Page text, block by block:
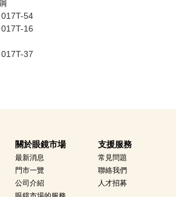
54
16
37
關於眼鏡市場
最新消息
門市一覽
公司介紹
支援服務
常見問題
聯絡我們
人才招募